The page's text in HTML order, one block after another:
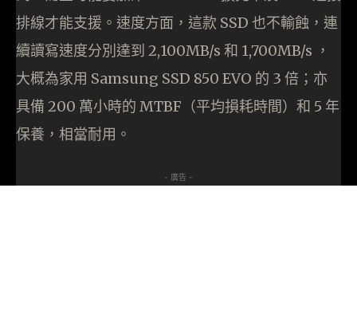
排線才能支援。速度方面，這款 SSD 也不輸蝕，連
續讀寫速度分別達到 2,100MB/s 和 1,700MB/s ，
大概為家用 Samsung SSD 850 EVO 的 3 倍；亦
具備 200 萬小時的 MTBF（平均損耗時間）和 5 年
保養，相當耐用。
- 廣告 -